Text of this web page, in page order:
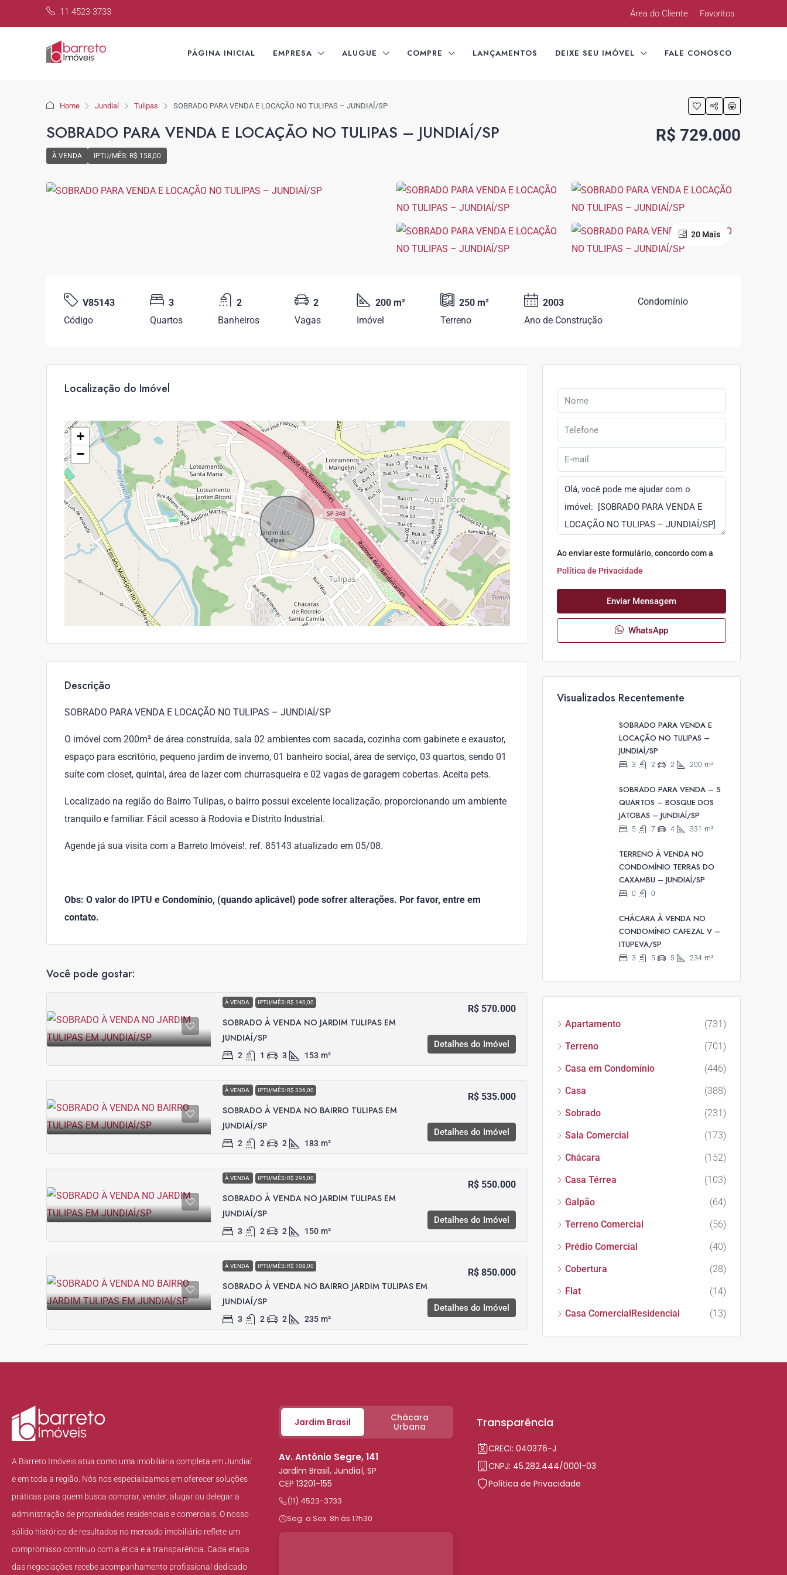
11 4523-3733 Área do Cliente Favoritos
PÁGINA INICIAL EMPRESA ALUGUE COMPRE LANÇAMENTOS DEIXE SEU IMÓVEL FALE CONOSCO
Home Jundiaí Tulipas SOBRADO PARA VENDA E LOCAÇÃO NO TULIPAS – JUNDIAÍ/SP
SOBRADO PARA VENDA E LOCAÇÃO NO TULIPAS – JUNDIAÍ/SP
À VENDA IPTU/MÊS: R$ 158,00
R$ 729.000
20 Mais
V85143
Código
3
Quartos
2
Banheiros
2
Vagas
200 m²
Imóvel
250 m²
Terreno
2003
Ano de Construção
Condomínio
Localização do Imóvel
+
−
Descrição
SOBRADO PARA VENDA E LOCAÇÃO NO TULIPAS – JUNDIAÍ/SP
O imóvel com 200m² de área construída, sala 02 ambientes com sacada, cozinha com gabinete e exaustor,
espaço para escritório, pequeno jardim de inverno, 01 banheiro social, área de serviço, 03 quartos, sendo 01
suíte com closet, quintal, área de lazer com churrasqueira e 02 vagas de garagem cobertas. Aceita pets.
Localizado na região do Bairro Tulipas, o bairro possui excelente localização, proporcionando um ambiente
tranquilo e familiar. Fácil acesso à Rodovia e Distrito Industrial.
Agende já sua visita com a Barreto Imóveis!. ref. 85143 atualizado em 05/08.
Obs: O valor do IPTU e Condomínio, (quando aplicável) pode sofrer alterações. Por favor, entre em
contato.
Você pode gostar:
À VENDA IPTU/MÊS: R$ 140,00
SOBRADO À VENDA NO JARDIM TULIPAS EM
JUNDIAÍ/SP
R$ 570.000
2 1 3 153 m²
Detalhes do Imóvel
À VENDA IPTU/MÊS: R$ 336,00
SOBRADO À VENDA NO BAIRRO TULIPAS EM
JUNDIAÍ/SP
R$ 535.000
2 2 2 183 m²
Detalhes do Imóvel
À VENDA IPTU/MÊS: R$ 295,00
SOBRADO À VENDA NO JARDIM TULIPAS EM
JUNDIAÍ/SP
R$ 550.000
3 2 2 150 m²
Detalhes do Imóvel
À VENDA IPTU/MÊS: R$ 108,00
SOBRADO À VENDA NO BAIRRO JARDIM TULIPAS EM
JUNDIAÍ/SP
R$ 850.000
3 2 2 235 m²
Detalhes do Imóvel
Ao enviar este formulário, concordo com a
Política de Privacidade
Enviar Mensagem
WhatsApp
Visualizados Recentemente
SOBRADO PARA VENDA E
LOCAÇÃO NO TULIPAS –
JUNDIAÍ/SP
3 2 2 200 m²
SOBRADO PARA VENDA – 5
QUARTOS – BOSQUE DOS
JATOBAS – JUNDIAÍ/SP
5 7 4 331 m²
TERRENO À VENDA NO
CONDOMÍNIO TERRAS DO
CAXAMBU – JUNDIAÍ/SP
0 0
CHÁCARA À VENDA NO
CONDOMÍNIO CAFEZAL V –
ITUPEVA/SP
3 5 5 234 m²
Apartamento
(731)
Terreno
(701)
Casa em Condomínio
(446)
Casa
(388)
Sobrado
(231)
Sala Comercial
(173)
Chácara
(152)
Casa Térrea
(103)
Galpão
(64)
Terreno Comercial
(56)
Prédio Comercial
(40)
Cobertura
(28)
Flat
(14)
Casa ComercialResidencial
(13)
A Barreto Imóveis atua como uma imobiliária completa em Jundiaí
e em toda a região. Nós nos especializamos em oferecer soluções
práticas para quem busca comprar, vender, alugar ou delegar a
administração de propriedades residenciais e comerciais. O nosso
sólido histórico de resultados no mercado imobiliário reflete um
compromisso contínuo com a ética e a transparência. Cada etapa
das negociações recebe acompanhamento profissional dedicado
Jardim Brasil
Chácara
Urbana
Av. Antônio Segre, 141
Jardim Brasil, Jundiaí, SP
CEP 13201-155
(11) 4523-3733
Seg. a Sex. 8h às 17h30
Transparência
CRECI: 040376-J
CNPJ: 45.282.444/0001-03
Política de Privacidade